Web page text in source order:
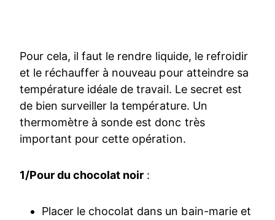
Pour cela, il faut le rendre liquide, le refroidir
et le réchauffer à nouveau pour atteindre sa
température idéale de travail. Le secret est
de bien surveiller la température. Un
thermomètre à sonde est donc très
important pour cette opération.
1/Pour du chocolat noir :
Placer le chocolat dans un bain-marie et